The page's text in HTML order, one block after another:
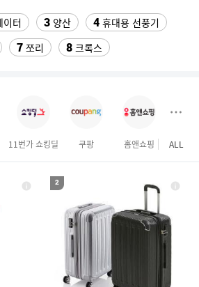
이터 3 양산 4 휴대용 선풍기
7 쪼리 8 크록스
미러링 케이블
뱀부3겹대나무화장지 18 가디건
성인용세발자전거중고
ALL
11번가 쇼킹딜 쿠팡 홈앤쇼핑 마이리
2